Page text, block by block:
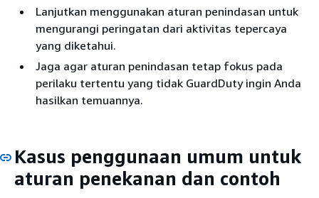
Lanjutkan menggunakan aturan penindasan untuk
mengurangi peringatan dari aktivitas tepercaya
yang diketahui.
Jaga agar aturan penindasan tetap fokus pada
perilaku tertentu yang tidak GuardDuty ingin Anda
hasilkan temuannya.
Kasus penggunaan umum untuk
aturan penekanan dan contoh